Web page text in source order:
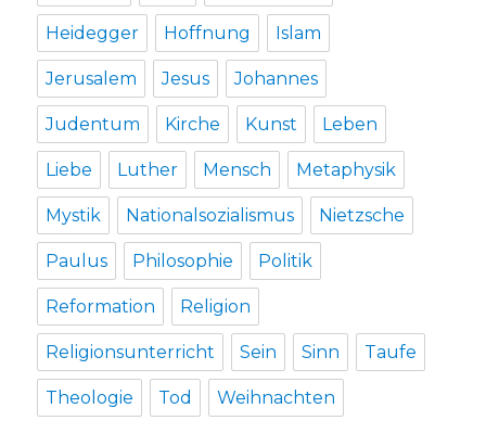
Heidegger Hoffnung Islam
Jerusalem Jesus Johannes
Judentum Kirche Kunst Leben
Liebe Luther Mensch Metaphysik
Mystik Nationalsozialismus Nietzsche
Paulus Philosophie Politik
Reformation Religion
Religionsunterricht Sein Sinn Taufe
Theologie Tod Weihnachten